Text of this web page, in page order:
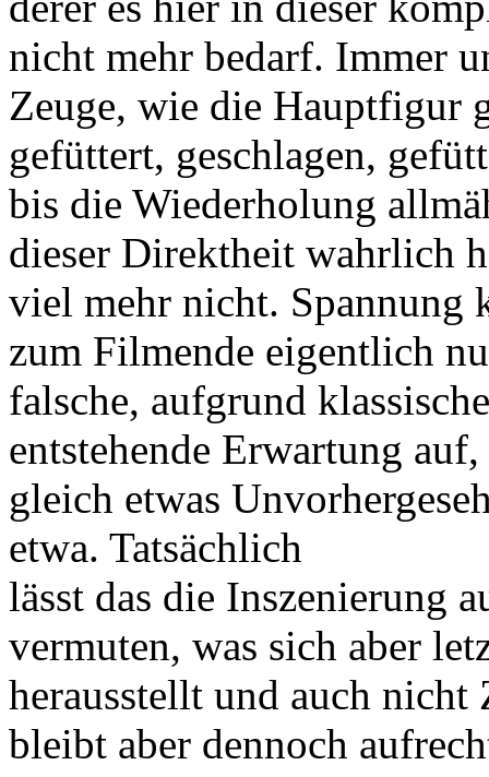
nicht mehr bedarf. Immer
Zeuge, wie die Hauptfigur
gefüttert, geschlagen,
bis die Wiederholung
dieser Direktheit wahrlich
viel mehr nicht. Spannung
zum Filmende eigentlich
falsche, aufgrund
entstehende Erwartung
gleich etwas
etwa. Tatsächlich
lässt das die Inszenierung
vermuten, was sich aber
herausstellt und auch
bleibt aber dennoch